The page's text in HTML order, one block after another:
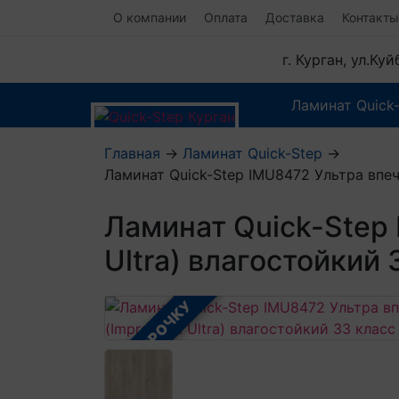
О компании Оплата Доставка Контакты
г. Курган,
Ламинат
Главная → Ламинат Quick-Step →
Ламинат Quick-Step IMU8472 Ультра
Ламинат Quick-Step
Ultra) влагостойкий
В РАССРОЧКУ